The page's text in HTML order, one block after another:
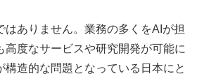
はありません。業務の多くをAIが担
高度なサービスや研究開発が可能に
構造的な問題となっている日本にと